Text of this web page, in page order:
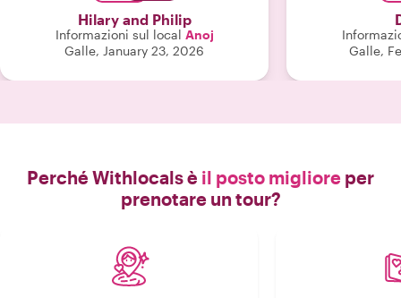
Hilary and Philip
Informazioni sul local Anoj
Galle, January 23, 2026
Galle,
Perché Withlocals è il posto migliore per
prenotare un tour?